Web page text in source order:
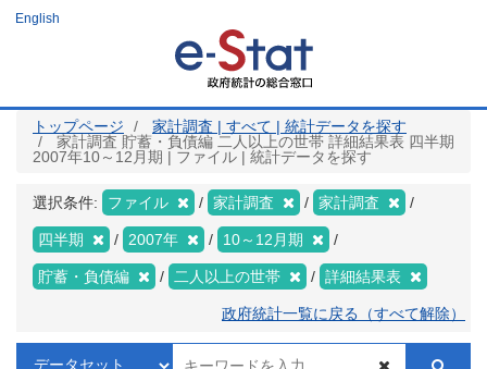
ツ
English
トップページ
家計調査 | すべて | 統計データを探す
家計調査 貯蓄・負債編 二人以上の世帯 詳細結果表 四半期
2007年10～12月期 | ファイル | 統計データを探す
選択条件: ファイル 家計調査 家計調査
四半期 2007年 10～12月期
貯蓄・負債編 二人以上の世帯 詳細結果表
政府統計一覧に戻る（すべて解除）